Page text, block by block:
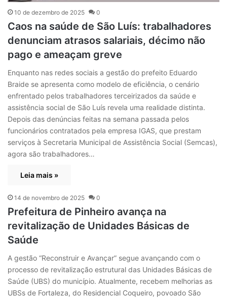
10 de dezembro de 2025 0
Caos na saúde de São Luís: trabalhadores
denunciam atrasos salariais, décimo não
pago e ameaçam greve
Enquanto nas redes sociais a gestão do prefeito Eduardo
Braide se apresenta como modelo de eficiência, o cenário
enfrentado pelos trabalhadores terceirizados da saúde e
assistência social de São Luís revela uma realidade distinta.
Depois das denúncias feitas na semana passada pelos
funcionários contratados pela empresa IGAS, que prestam
serviços à Secretaria Municipal de Assistência Social (Semcas),
agora são trabalhadores…
Leia mais »
14 de novembro de 2025 0
Prefeitura de Pinheiro avança na
revitalização de Unidades Básicas de
Saúde
A gestão “Reconstruir e Avançar” segue avançando com o
processo de revitalização estrutural das Unidades Básicas de
Saúde (UBS) do município. Atualmente, recebem melhorias as
UBSs de Fortaleza, do Residencial Coqueiro, povoado São